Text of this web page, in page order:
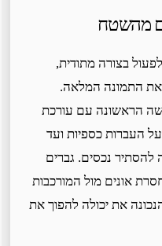
מהשטח
בצורה מתודית,
התמונה המלאה.
הראשונה עם עורכת
העברות כספיות ועד
להסתיר נכסים. גברים
אונים מול המורכבות
את יכולה להפוך את